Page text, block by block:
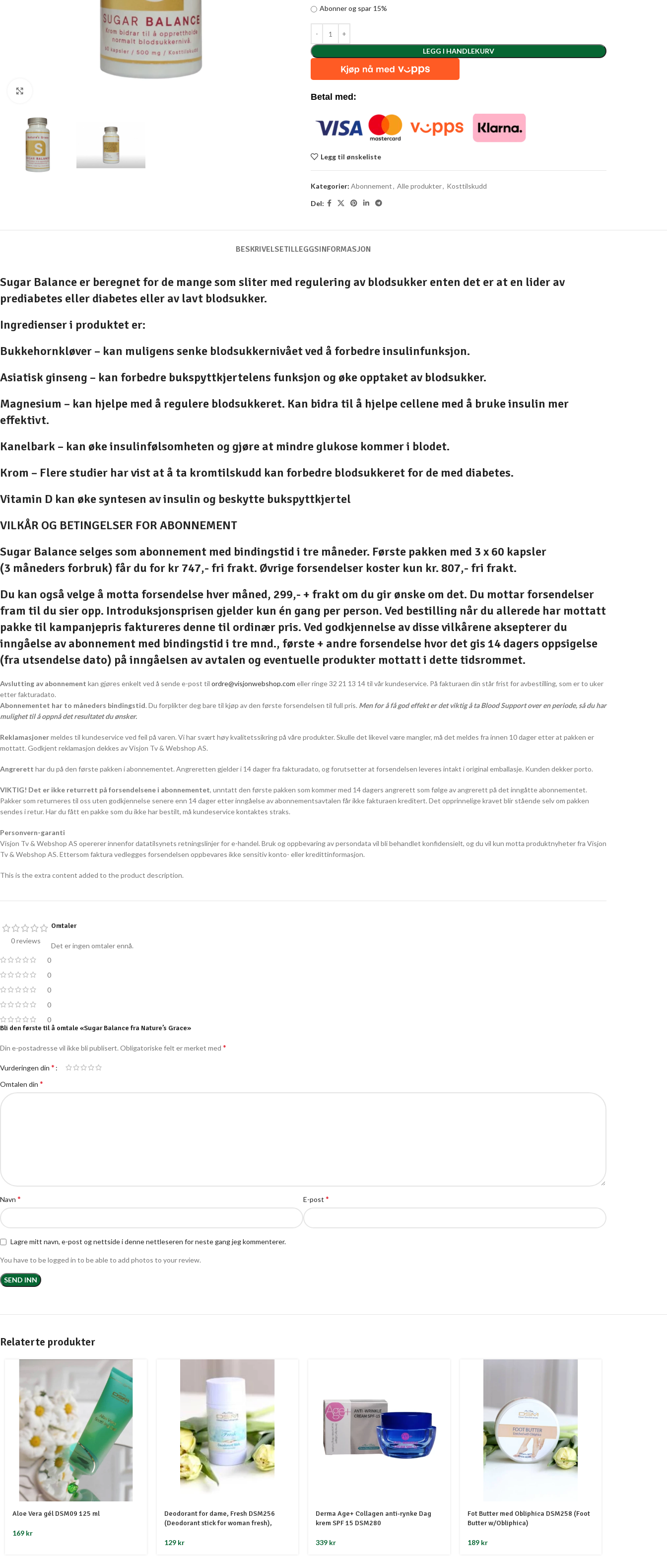
Abonner og spar 15%
LEGG I HANDLEKURV
Betal med:
Legg til ønskeliste
Kategorier: Abonnement, Alle produkter, Kosttilskudd
Del:
BESKRIVELSETILLEGGSINFORMASJON
Sugar Balance er beregnet for de mange som sliter med regulering av blodsukker enten det er at en lider av
prediabetes eller diabetes eller av lavt blodsukker.
Ingredienser i produktet er:
Bukkehornkløver – kan muligens senke blodsukkernivået ved å forbedre insulinfunksjon.
Asiatisk ginseng – kan forbedre bukspyttkjertelens funksjon og øke opptaket av blodsukker.
Magnesium – kan hjelpe med å regulere blodsukkeret. Kan bidra til å hjelpe cellene med å bruke insulin mer
effektivt.
Kanelbark – kan øke insulinfølsomheten og gjøre at mindre glukose kommer i blodet.
Krom – Flere studier har vist at å ta kromtilskudd kan forbedre blodsukkeret for de med diabetes.
Vitamin D kan øke syntesen av insulin og beskytte bukspyttkjertel
VILKÅR OG BETINGELSER FOR ABONNEMENT
Sugar Balanceselges som abonnement med bindingstid i tre måneder. Første pakken med 3 x 60 kapsler
(3 måneders forbruk) får du for kr 747,- fri frakt. Øvrige forsendelser koster kun kr. 807,- fri frakt.
Du kan også velge å motta forsendelse hver måned, 299,- + frakt om du gir ønske om det. Du mottar forsendelser
fram til du sier opp. Introduksjonsprisen gjelder kun én gang per person. Ved bestilling når du allerede har mottatt
pakke til kampanjepris faktureres denne til ordinær pris. Ved godkjennelse av disse vilkårene aksepterer du
inngåelse av abonnement med bindingstid i tre mnd., første + andre forsendelse hvor det gis 14 dagers oppsigelse
(fra utsendelse dato) på inngåelsen av avtalen og eventuelle produkter mottatt i dette tidsrommet.
Avslutting av abonnement kan gjøres enkelt ved å sende e-post til ordre@visjonwebshop.com eller ringe 32 21 13 14 til vår kundeservice. På fakturaen din står frist for avbestilling, som er to uker
etter fakturadato.
Abonnementet har to måneders bindingstid. Du forplikter deg bare til kjøp av den første forsendelsen til full pris. Men for å få god effekt er det viktig å ta Blood Support over en periode, så du har
mulighet til å oppnå det resultatet du ønsker.
Reklamasjonermeldes til kundeservice ved feil på varen. Vi har svært høy kvalitetssikring på våre produkter. Skulle det likevel være mangler, må det meldes fra innen 10 dager etter at pakken er
mottatt. Godkjent reklamasjon dekkes av Visjon Tv & Webshop AS.
Angrerett har du på den første pakken i abonnementet. Angreretten gjelder i 14 dager fra fakturadato, og forutsetter at forsendelsen leveres intakt i original emballasje. Kunden dekker porto.
VIKTIG! Det er ikke returrett på forsendelsene i abonnementet, unntatt den første pakken som kommer med 14 dagers angrerett som følge av angrerett på det inngåtte abonnementet.
Pakker som returneres til oss uten godkjennelse senere enn 14 dager etter inngåelse av abonnementsavtalen får ikke fakturaen kreditert. Det opprinnelige kravet blir stående selv om pakken
sendes i retur. Har du fått en pakke som du ikke har bestilt, må kundeservice kontaktes straks.
Personvern-garanti
Visjon Tv & Webshop AS opererer innenfor datatilsynets retningslinjer for e-handel. Bruk og oppbevaring av persondata vil bli behandlet konfidensielt, og du vil kun motta produktnyheter fra Visjon
Tv & Webshop AS. Ettersom faktura vedlegges forsendelsen oppbevares ikke sensitiv konto- eller kredittinformasjon.
This is the extra content added to the product description.
0 reviews
0
0
0
0
0
Omtaler
Det er ingen omtaler ennå.
Bli den første til å omtale «Sugar Balance fra Nature’s Grace»
Din e-postadresse vil ikke bli publisert. Obligatoriske felt er merket med *
Vurderingen din *
Omtalen din *
Navn * E-post *
Lagre mitt navn, e-post og nettside i denne nettleseren for neste gang jeg kommenterer.
You have to be logged in to be able to add photos to your review.
Relaterte produkter
Aloe Vera gél DSM09 125 ml
169 kr
Deodorant for dame, Fresh DSM256
(Deodorant stick for woman fresh),
129 kr
Derma Age+ Collagen anti-rynke Dag
krem SPF 15 DSM280
339 kr
Fot Butter med Obliphica DSM258 (Foot
Butter w/Obliphica)
189 kr